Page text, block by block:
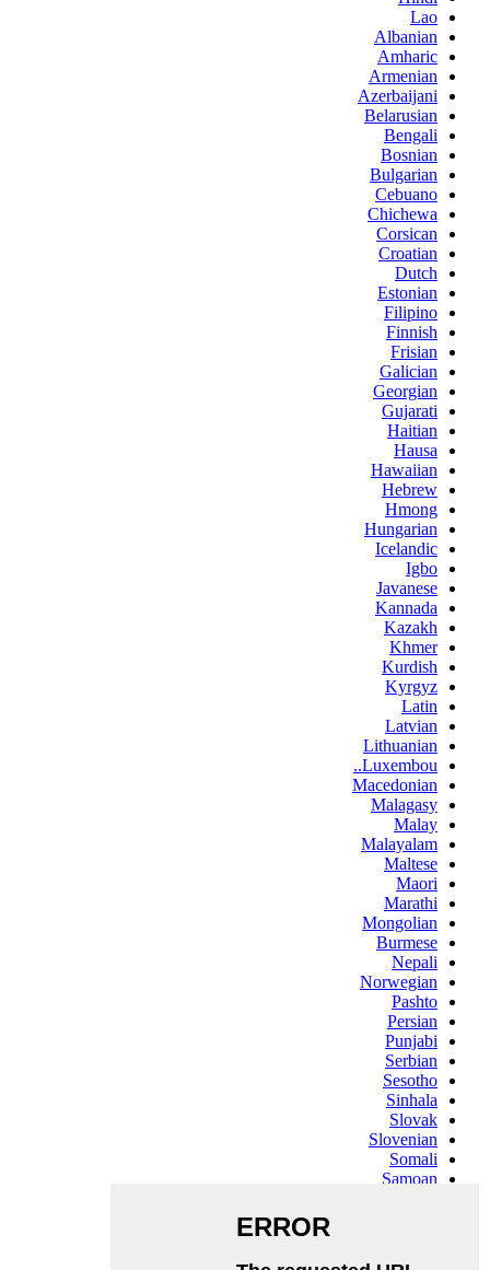
Lao
Albanian
Amharic
Armenian
Azerbaijani
Belarusian
Bengali
Bosnian
Bulgarian
Cebuano
Chichewa
Corsican
Croatian
Dutch
Estonian
Filipino
Finnish
Frisian
Galician
Georgian
Gujarati
Haitian
Hausa
Hawaiian
Hebrew
Hmong
Hungarian
Icelandic
Igbo
Javanese
Kannada
Kazakh
Khmer
Kurdish
Kyrgyz
Latin
Latvian
Lithuanian
Luxembou..
Macedonian
Malagasy
Malay
Malayalam
Maltese
Maori
Marathi
Mongolian
Burmese
Nepali
Norwegian
Pashto
Persian
Punjabi
Serbian
Sesotho
Sinhala
Slovak
Slovenian
Somali
Samoan